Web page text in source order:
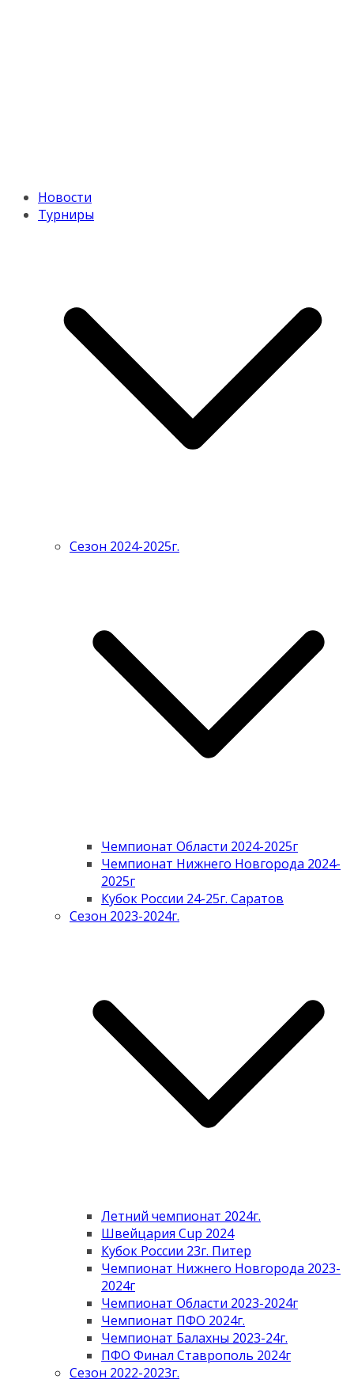
Новости
Турниры
Сезон 2024-2025г.
Чемпионат Области 2024-2025г
Чемпионат Нижнего Новгорода 2024-
2025г
Кубок России 24-25г. Саратов
Сезон 2023-2024г.
Летний чемпионат 2024г.
Швейцария Cup 2024
Кубок России 23г. Питер
Чемпионат Нижнего Новгорода 2023-
2024г
Чемпионат Области 2023-2024г
Чемпионат ПФО 2024г.
Чемпионат Балахны 2023-24г.
ПФО Финал Ставрополь 2024г
Сезон 2022-2023г.